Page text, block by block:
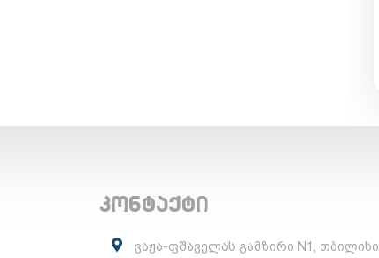
კონტაქტი
ვაჟა-ფშაველას გამზირი N1, თბილისი